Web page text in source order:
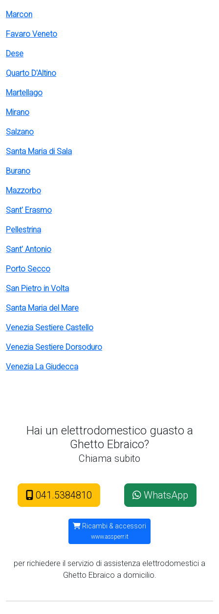
Marcon
Favaro Veneto
Dese
Quarto D'Altino
Martellago
Mirano
Salzano
Santa Maria di Sala
Burano
Mazzorbo
Sant' Erasmo
Pellestrina
Sant' Antonio
Porto Secco
San Pietro in Volta
Santa Maria del Mare
Venezia Sestiere Castello
Venezia Sestiere Dorsoduro
Venezia La Giudecca
Hai un elettrodomestico guasto a
Ghetto Ebraico?
Chiama subito
041.5384810 WhatsApp
Ricambi & accessori
www.assperr.it
per richiedere il servizio di assistenza elettrodomestici a
Ghetto Ebraico a domicilio.